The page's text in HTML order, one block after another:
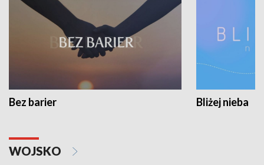
Bez barier Bliżej nieba
WOJSKO